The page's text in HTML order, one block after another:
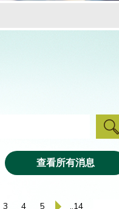
查看所有消息
3 4 5 ..14